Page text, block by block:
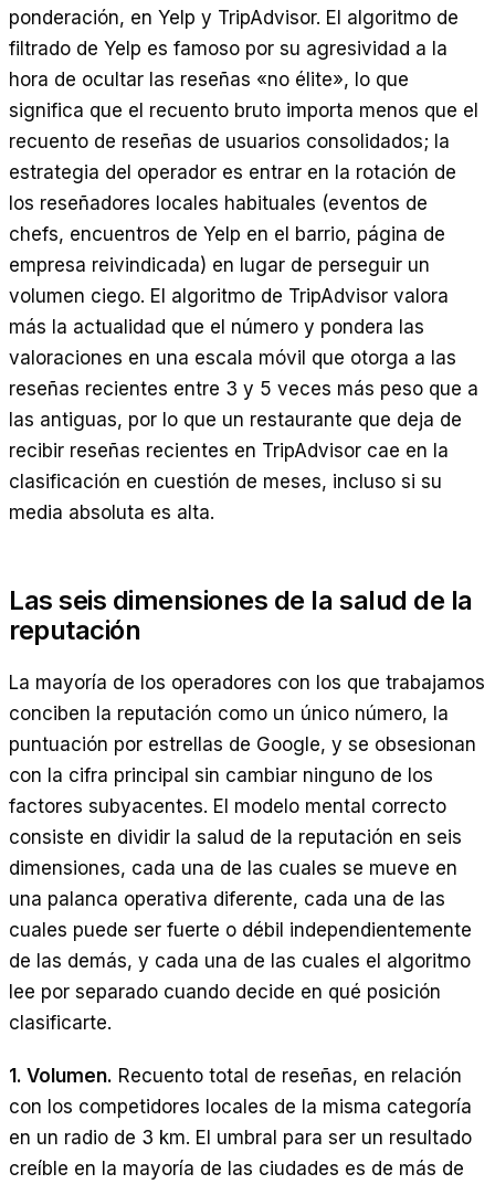
ponderación, en Yelp y TripAdvisor. El algoritmo de
filtrado de Yelp es famoso por su agresividad a la
hora de ocultar las reseñas «no élite», lo que
significa que el recuento bruto importa menos que el
recuento de reseñas de usuarios consolidados; la
estrategia del operador es entrar en la rotación de
los reseñadores locales habituales (eventos de
chefs, encuentros de Yelp en el barrio, página de
empresa reivindicada) en lugar de perseguir un
volumen ciego. El algoritmo de TripAdvisor valora
más la actualidad que el número y pondera las
valoraciones en una escala móvil que otorga a las
reseñas recientes entre 3 y 5 veces más peso que a
las antiguas, por lo que un restaurante que deja de
recibir reseñas recientes en TripAdvisor cae en la
clasificación en cuestión de meses, incluso si su
media absoluta es alta.
Las seis dimensiones de la salud de la
reputación
La mayoría de los operadores con los que trabajamos
conciben la reputación como un único número, la
puntuación por estrellas de Google, y se obsesionan
con la cifra principal sin cambiar ninguno de los
factores subyacentes. El modelo mental correcto
consiste en dividir la salud de la reputación en seis
dimensiones, cada una de las cuales se mueve en
una palanca operativa diferente, cada una de las
cuales puede ser fuerte o débil independientemente
de las demás, y cada una de las cuales el algoritmo
lee por separado cuando decide en qué posición
clasificarte.
1. Volumen. Recuento total de reseñas, en relación
con los competidores locales de la misma categoría
en un radio de 3 km. El umbral para ser un resultado
creíble en la mayoría de las ciudades es de más de